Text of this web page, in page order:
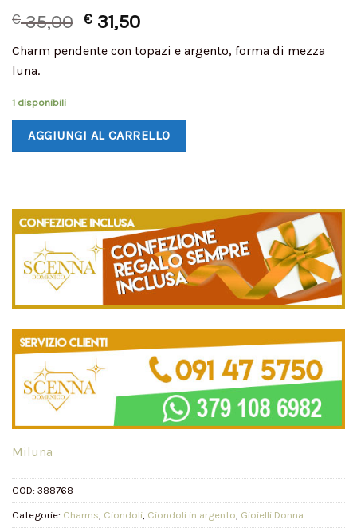
€35,00 € 31,50
Charm pendente con topazi e argento, forma di mezza
luna.
1 disponibili
AGGIUNGI AL CARRELLO
Miluna
COD: 388768
Categorie: Charms Ciondoli Ciondoli in argento Gioielli Donna